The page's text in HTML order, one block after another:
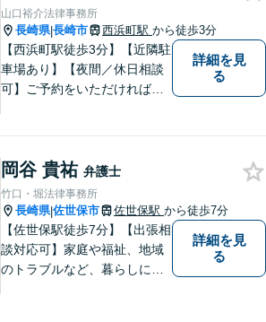
のご相談にも対応可能ですの
で、お気軽にご連絡くださ
い。
山口裕介法律事務所
長崎県|長崎市 西浜町駅 から徒歩3分
【西浜町駅徒歩3分】【近隣駐
車場あり】【夜間／休日相談
可】ご予約をいただければ、
にご相談ください。
詳細を見
る
岡谷 貴祐 弁護士
竹口・堀法律事務所
長崎県|佐世保市 佐世保駅 から徒歩7分
【佐世保駅徒歩7分】【出張相
談対応可】家庭や福祉、地域
のトラブルなど、暮らしに根
詳細を見
る